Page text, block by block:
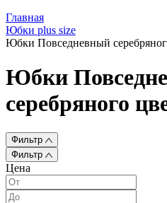
Главная
Юбки plus size
Юбки Повседневный
Юбки
серебряного
Фильтр
Фильтр
Цена